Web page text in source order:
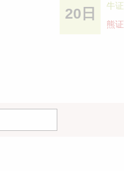
20日 牛证
熊证